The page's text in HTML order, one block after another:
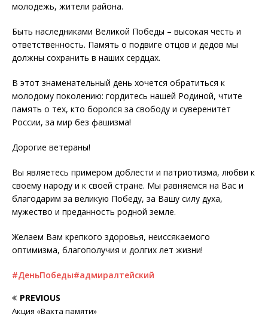
молодежь, жители района.
Быть наследниками Великой Победы – высокая честь и
ответственность. Память о подвиге отцов и дедов мы
должны сохранить в наших сердцах.
В этот знаменательный день хочется обратиться к
молодому поколению: гордитесь нашей Родиной, чтите
память о тех, кто боролся за свободу и суверенитет
России, за мир без фашизма!
Дорогие ветераны!
Вы являетесь примером доблести и патриотизма, любви к
своему народу и к своей стране. Мы равняемся на Вас и
благодарим за великую Победу, за Вашу силу духа,
мужество и преданность родной земле.
Желаем Вам крепкого здоровья, неиссякаемого
оптимизма, благополучия и долгих лет жизни!
#ДеньПобеды#адмиралтейский
PREVIOUS
Акция «Вахта памяти»